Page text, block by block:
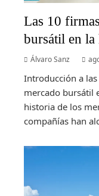
Las 10
bursátil en la
Álvaro Sanz
Introducción a
mercado bursátil
historia de los
compañías han